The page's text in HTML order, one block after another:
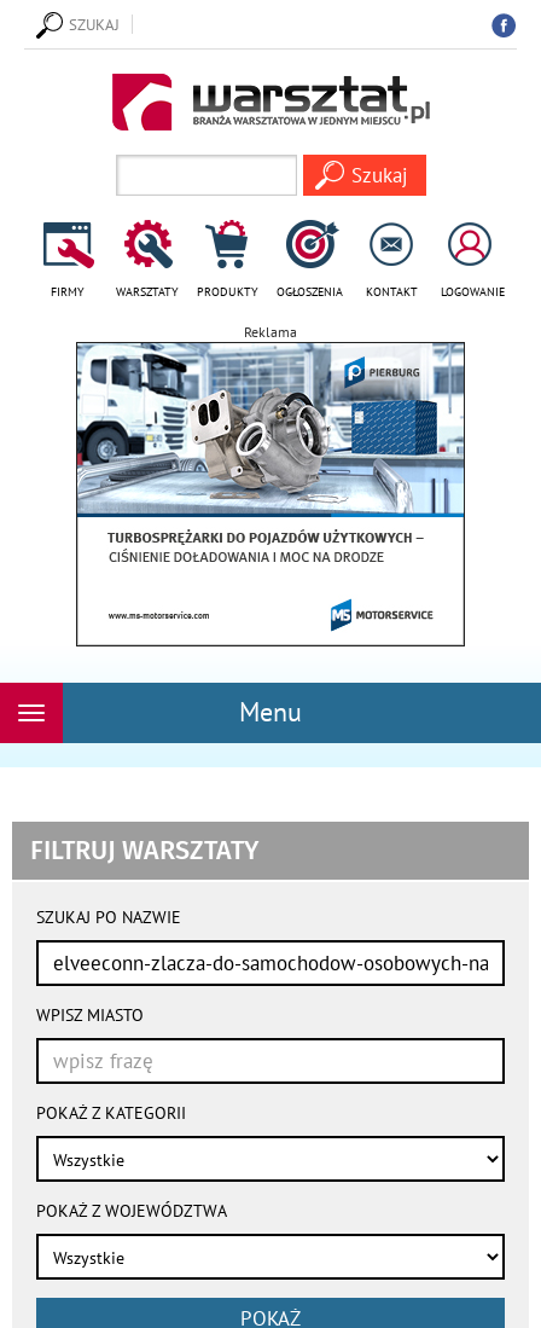
SZUKAJ
FIRMY WARSZTATY PRODUKTY OGŁOSZENIA KONTAKT LOGOWANIE
Reklama
Menu
Rozwiń
FILTRUJ WARSZTATY
wyszukiwania
automatycznie
SZUKAJ PO NAZWIE
WPISZ MIASTO
POKAŻ Z KATEGORII
POKAŻ Z WOJEWÓDZTWA
POKAŻ